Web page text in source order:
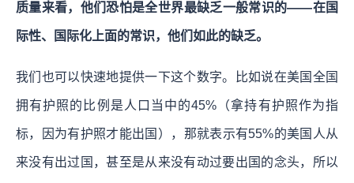
质量来看，他们恐怕是全世界最缺乏一般常识的——在国
际性、国际化上面的常识，他们如此的缺乏。
我们也可以快速地提供一下这个数字。比如说在美国全国
拥有护照的比例是人口当中的45%（拿持有护照作为指
标，因为有护照才能出国），那就表示有55%的美国人从
来没有出过国，甚至是从来没有动过要出国的念头，所以